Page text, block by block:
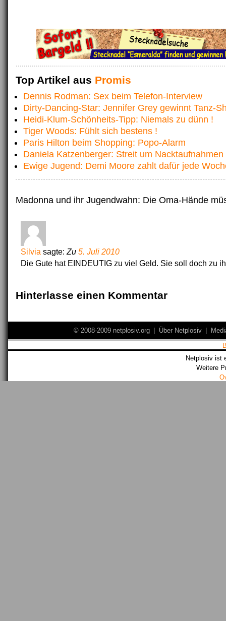
Top Artikel aus Promis
Dennis Rodman: Sex beim Telefon-Interview
Dirty-Dancing-Star: Jennifer Grey gewinnt Tanz-
Heidi-Klum-Schönheits-Tipp: Niemals zu dünn !
Tiger Woods: Fühlt sich bestens !
Paris Hilton beim Shopping: Popo-Alarm
Daniela Katzenberger: Streit um Nacktaufnahmen
Ewige Jugend: Demi Moore zahlt dafür jede
Madonna und ihr Jugendwahn: Die Oma-Hände
Silvia sagte: Zu 5. Juli 2010
Die Gute hat EINDEUTIG zu viel Geld. Sie soll doch zu
Hinterlasse einen Kommentar
© 2008-2009 netplosiv.org Über Netplosiv
Netplosiv ist
Weitere